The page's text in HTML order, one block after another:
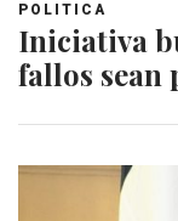
POLITICA
Iniciativa
fallos sean